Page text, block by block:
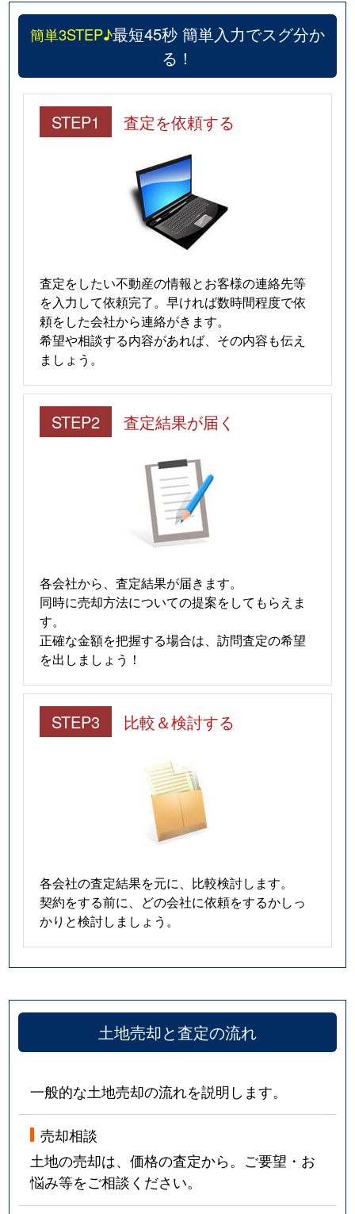
簡単3STEP♪最短45秒 簡単入力でスグ分か
る！
STEP1 査定を依頼する
査定をしたい不動産の情報とお客様の連絡先等
を入力して依頼完了。早ければ数時間程度で依
頼をした会社から連絡がきます。
希望や相談する内容があれば、その内容も伝え
ましょう。
STEP2 査定結果が届く
各会社から、査定結果が届きます。
同時に売却方法についての提案をしてもらえま
す。
正確な金額を把握する場合は、訪問査定の希望
を出しましょう！
STEP3 比較＆検討する
各会社の査定結果を元に、比較検討します。
契約をする前に、どの会社に依頼をするかしっ
かりと検討しましょう。
土地売却と査定の流れ
一般的な土地売却の流れを説明します。
売却相談
土地の売却は、価格の査定から。ご要望・お
悩み等をご相談ください。